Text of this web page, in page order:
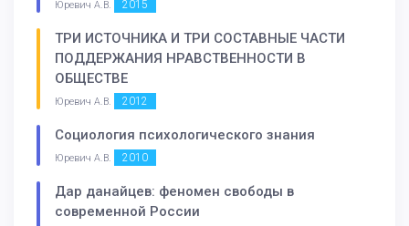
Юревич А.В. 2015
ТРИ ИСТОЧНИКА И ТРИ СОСТАВНЫЕ ЧАСТИ
ПОДДЕРЖАНИЯ НРАВСТВЕННОСТИ В
ОБЩЕСТВЕ
Юревич А.В. 2012
Социология психологического знания
Юревич A.В. 2010
Дар данайцев: феномен свободы в
современной России